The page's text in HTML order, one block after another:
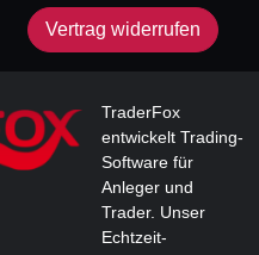
Vertrag widerrufen
TraderFox
entwickelt Trading-
Software für
Anleger und
Trader. Unser
Echtzeit-